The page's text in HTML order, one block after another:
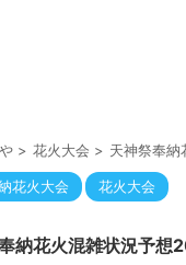
> 花火大会 > 天神祭奉納
花火大会 花火大会
奉納花火混雑状況予